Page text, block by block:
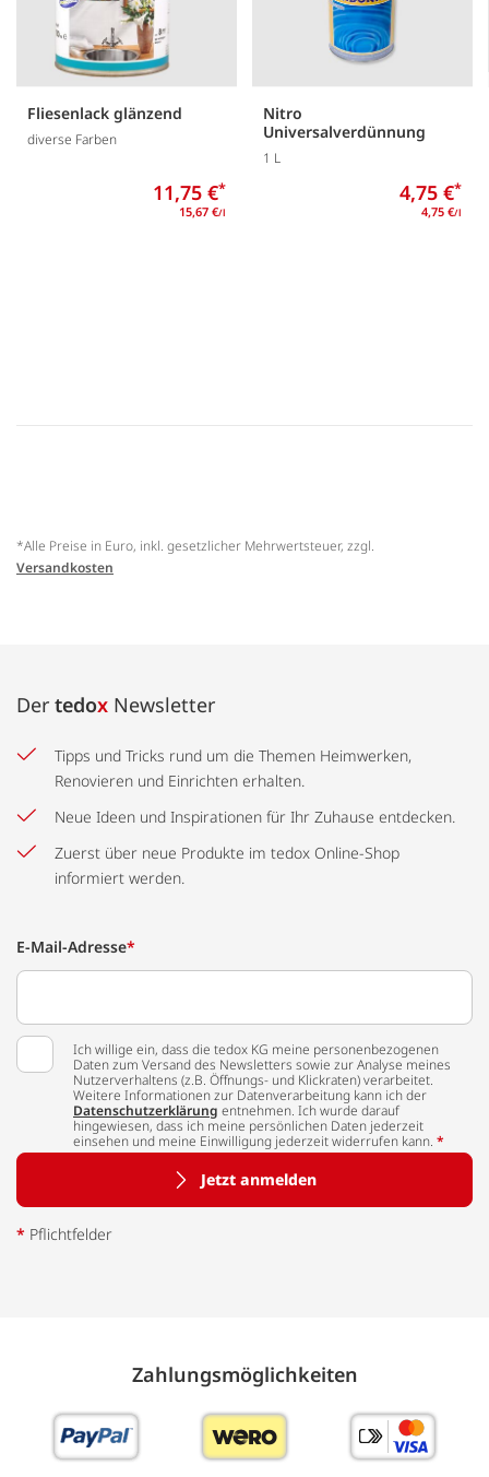
Fliesenlack glänzend
diverse Farben
11,75 €*
15,67 €/l
Nitro
Universalverdünnung
1 L
4,75 €*
4,75 €/l
*Alle Preise in Euro, inkl. gesetzlicher Mehrwertsteuer, zzgl.
Versandkosten
Der tedox Newsletter
Tipps und Tricks rund um die Themen Heimwerken,
Renovieren und Einrichten erhalten.
Neue Ideen und Inspirationen für Ihr Zuhause entdecken.
Zuerst über neue Produkte im tedox Online-Shop
informiert werden.
E-Mail-Adresse*
Ich willige ein, dass die tedox KG meine personenbezogenen
Daten zum Versand des Newsletters sowie zur Analyse meines
Nutzerverhaltens (z.B. Öffnungs- und Klickraten) verarbeitet.
Weitere Informationen zur Datenverarbeitung kann ich der
Datenschutzerklärung entnehmen. Ich wurde darauf
hingewiesen, dass ich meine persönlichen Daten jederzeit
einsehen und meine Einwilligung jederzeit widerrufen kann. *
Jetzt anmelden
* Pflichtfelder
Zahlungs­möglich­keiten